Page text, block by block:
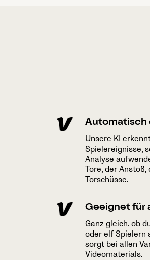
Automatisch
Unsere KI
Spielereignisse,
Analyse
Tore, der
Torschüsse.
Geeignet für
Ganz gleich, ob
oder elf Spielern
sorgt bei allen
Videomaterials.